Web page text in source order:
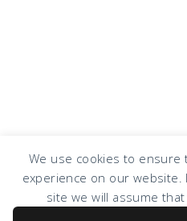
We use cookies to
experience on our
site we will assume
COPYRIGHT © 2026 · DESIGN